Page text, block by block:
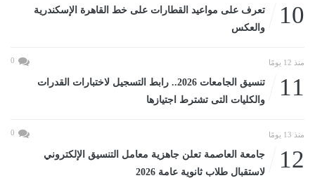
10
تعرف على مواعيد القطارات على خط القاهرة الإسكندرية
والعكس
منذ 12 يومًا 0
11
تنسيق الجامعات 2026.. رابط التسجيل لاختبارات القدرات
والكليات التى تشترط اجتيازها
منذ 13 يومًا 0
12
جامعة العاصمة تعلن جاهزية معامل التنسيق الإلكتروني
لاستقبال طلاب ثانوية عامة 2026